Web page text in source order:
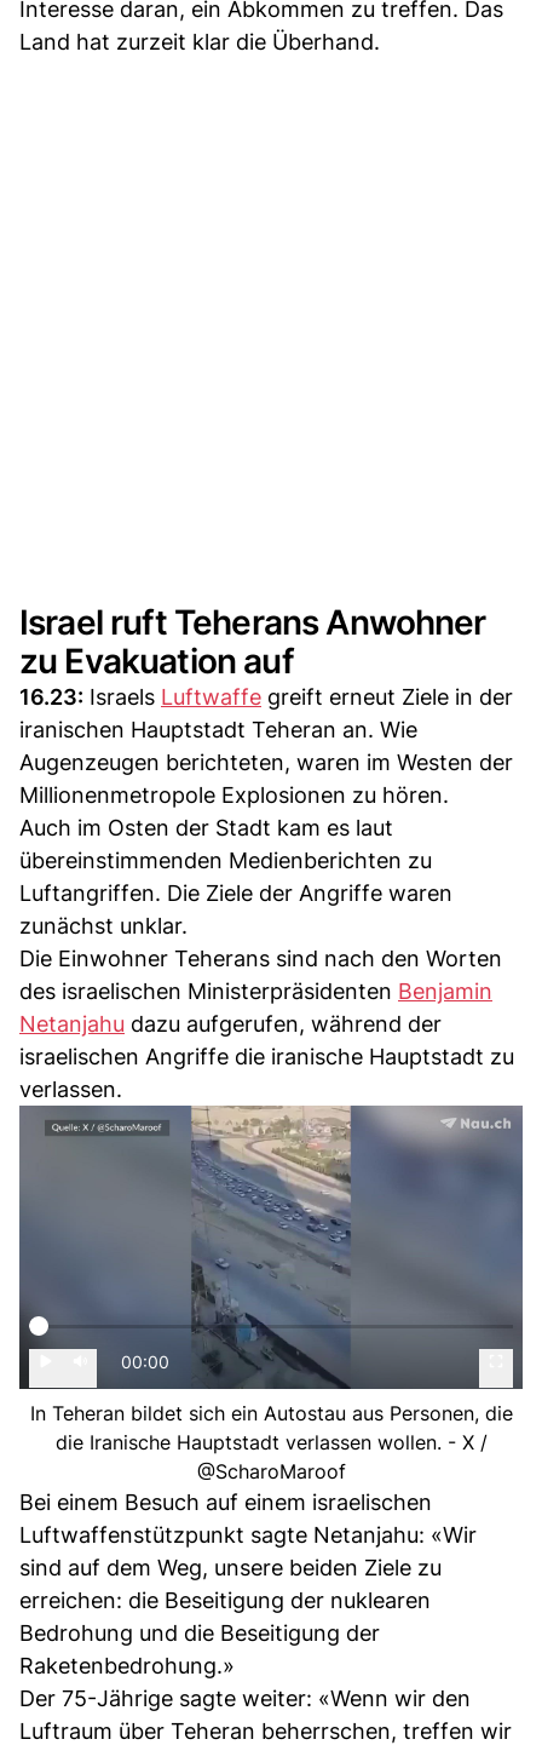
Interesse daran, ein Abkommen zu treffen. Das
Land hat zurzeit klar die Überhand.
Israel ruft Teherans Anwohner
zu Evakuation auf
16.23: Israels Luftwaffe greift erneut Ziele in der
iranischen Hauptstadt Teheran an. Wie
Augenzeugen berichteten, waren im Westen der
Millionenmetropole Explosionen zu hören.
Auch im Osten der Stadt kam es laut
übereinstimmenden Medienberichten zu
Luftangriffen. Die Ziele der Angriffe waren
zunächst unklar.
Die Einwohner Teherans sind nach den Worten
des israelischen Ministerpräsidenten Benjamin
Netanjahu dazu aufgerufen, während der
israelischen Angriffe die iranische Hauptstadt zu
verlassen.
00:00
In Teheran bildet sich ein Autostau aus Personen, die
die Iranische Hauptstadt verlassen wollen. - X /
@ScharoMaroof
Bei einem Besuch auf einem israelischen
Luftwaffenstützpunkt sagte Netanjahu: «Wir
sind auf dem Weg, unsere beiden Ziele zu
erreichen: die Beseitigung der nuklearen
Bedrohung und die Beseitigung der
Raketenbedrohung.»
Der 75-Jährige sagte weiter: «Wenn wir den
Luftraum über Teheran beherrschen, treffen wir